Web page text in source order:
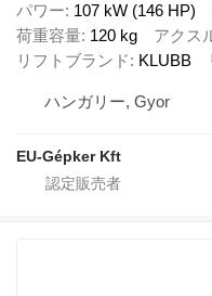
パワー 107 kW (146 HP)
荷重容量 120 kg アクス
リフトブランド
KLUBB
ハンガリー, Gyor
EU-Gépker Kft